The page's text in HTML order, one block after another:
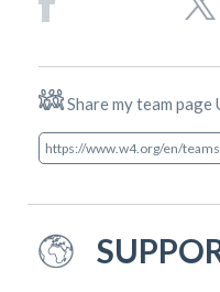
Share my team page